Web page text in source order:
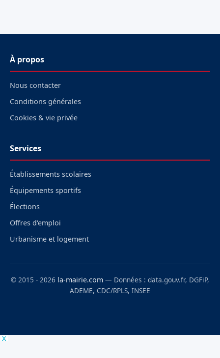
À propos
Nous contacter
Conditions générales
Cookies & vie privée
Services
Établissements scolaires
Équipements sportifs
Élections
Offres d'emploi
Urbanisme et logement
© 2015 - 2026 la-mairie.com — Données : data.gouv.fr, DGFiP,
ADEME, CDC/RPLS, INSEE
x